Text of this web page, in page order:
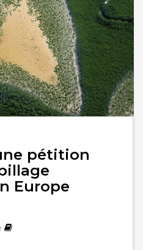
pétition
Europe